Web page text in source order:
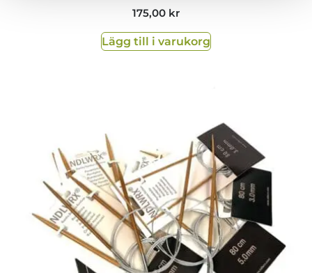
175,00 kr
Lägg till i varukorg